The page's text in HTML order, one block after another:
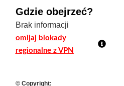
Gdzie obejrzeć?
Brak informacji
omijaj blokady
regionalne z VPN
© Copyright: